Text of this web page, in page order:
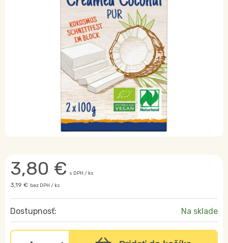
3,80 € s DPH / ks
3,19 € bez DPH / ks
Dostupnosť: Na sklade